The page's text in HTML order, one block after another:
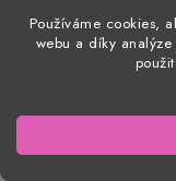
Používáme cookies,
webu a díky
Vrácení a výměna
Obchodní podmínky
Podmínky ochrany
Proč AMÁLKA?
Blog
Facebook
Copyright 2026AMÁLKA.